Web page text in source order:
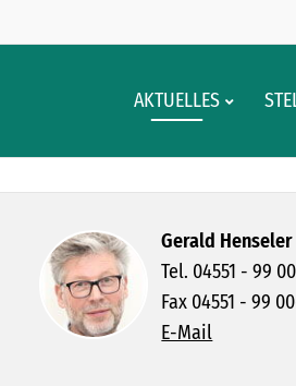
AKTUELLES
Gerald Henseler
Tel. 04551 - 99
Fax 04551 - 99
E-Mail